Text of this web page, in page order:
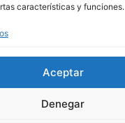
características y funciones.
Aceptar
Denegar